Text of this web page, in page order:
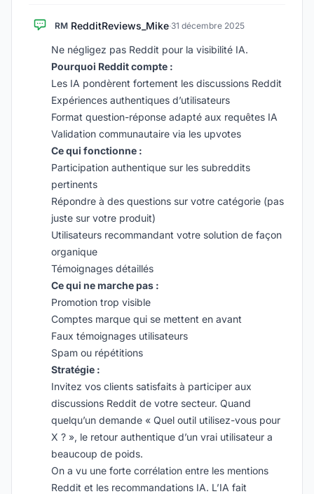
RM RedditReviews_Mike·31 décembre 2025
Ne négligez pas Reddit pour la visibilité IA.
Pourquoi Reddit compte :
Les IA pondèrent fortement les discussions Reddit
Expériences authentiques d’utilisateurs
Format question-réponse adapté aux requêtes IA
Validation communautaire via les upvotes
Ce qui fonctionne :
Participation authentique sur les subreddits
pertinents
Répondre à des questions sur votre catégorie (pas
juste sur votre produit)
Utilisateurs recommandant votre solution de façon
organique
Témoignages détaillés
Ce qui ne marche pas :
Promotion trop visible
Comptes marque qui se mettent en avant
Faux témoignages utilisateurs
Spam ou répétitions
Stratégie :
Invitez vos clients satisfaits à participer aux
discussions Reddit de votre secteur. Quand
quelqu’un demande « Quel outil utilisez-vous pour
X ? », le retour authentique d’un vrai utilisateur a
beaucoup de poids.
On a vu une forte corrélation entre les mentions
Reddit et les recommandations IA. L’IA fait